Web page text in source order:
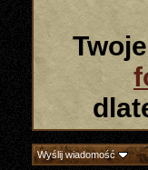
Twoje
Wyślij wiadomość